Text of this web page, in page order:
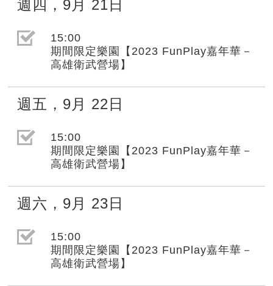
週四 ， 9月 21日
選取節目(未勾選)
15:00
期間限定樂園【2023 FunPlay嘉年華－
高雄衛武營場】
週五 ， 9月 22日
選取節目(未勾選)
15:00
期間限定樂園【2023 FunPlay嘉年華－
高雄衛武營場】
週六 ， 9月 23日
選取節目(未勾選)
15:00
期間限定樂園【2023 FunPlay嘉年華－
高雄衛武營場】